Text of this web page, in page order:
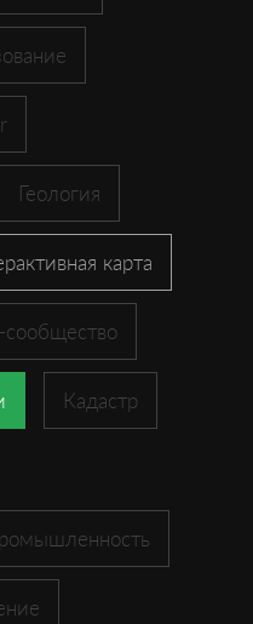
Геология
карта
Кадастр